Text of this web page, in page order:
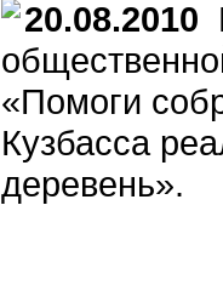
20.08.2010
«Помоги
Кузбасса
деревень».